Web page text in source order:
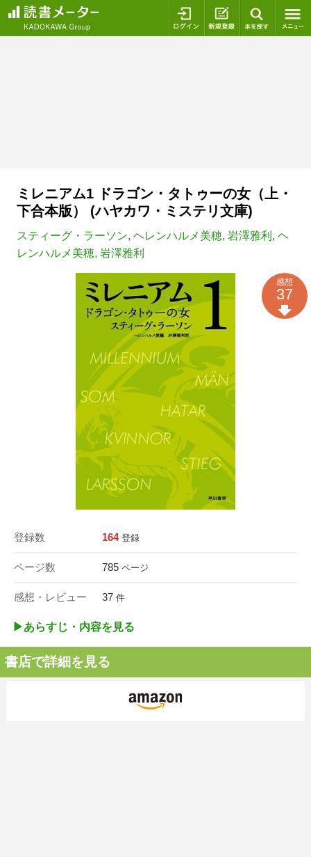
ログイン 新規登録
ミレニアム1 ドラゴン・タトゥーの女（上・
下合本版） (ハヤカワ・ミステリ文庫)
スティーグ・ラーソン, ヘレンハルメ美穂, 岩澤雅利 , ヘ
レンハルメ美穂, 岩澤雅利
登録数 164 登録
ページ数 785 ページ
感想・レビュー 37 件
感想
37
▶︎あらすじ・内容を見る
書店で詳細を見る